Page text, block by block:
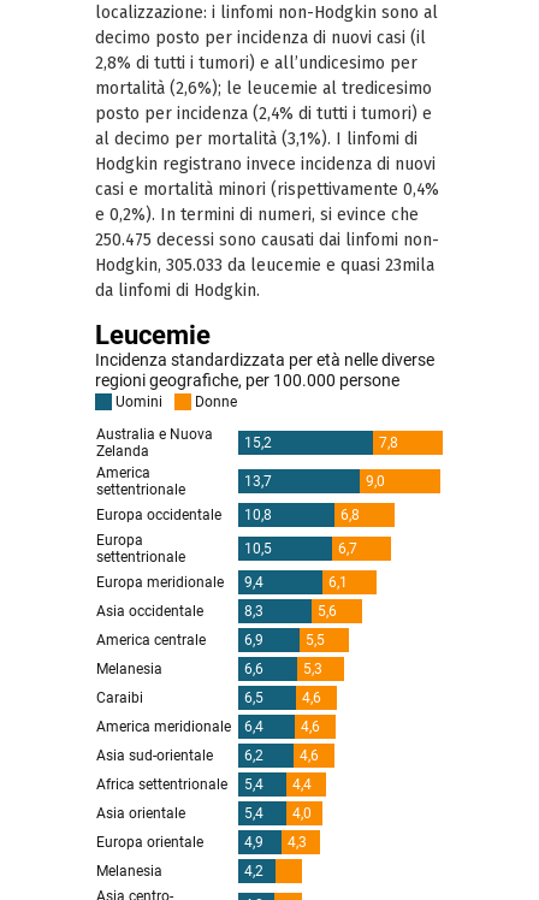
localizzazione: i linfomi non-Hodgkin sono al
decimo posto per incidenza di nuovi casi (il
2,8% di tutti i tumori) e all’undicesimo per
mortalità (2,6%); le leucemie al tredicesimo
posto per incidenza (2,4% di tutti i tumori) e
al decimo per mortalità (3,1%). I linfomi di
Hodgkin registrano invece incidenza di nuovi
casi e mortalità minori (rispettivamente 0,4%
e 0,2%). In termini di numeri, si evince che
250.475 decessi sono causati dai linfomi non-
Hodgkin, 305.033 da leucemie e quasi 23mila
da linfomi di Hodgkin.